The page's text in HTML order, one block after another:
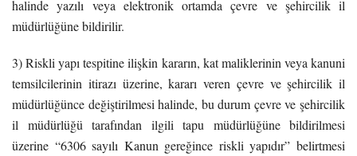
halinde yazılı veya elektronik ortamda çevre ve şehircilik il
müdürlüğüne bildirilir.
3) Riskli yapı tespitine ilişkin kararın, kat maliklerinin veya kanuni
temsilcilerinin itirazı üzerine, kararı veren çevre ve şehircilik il
müdürlüğünce değiştirilmesi halinde, bu durum çevre ve şehircilik
il müdürlüğü tarafından ilgili tapu müdürlüğüne bildirilmesi
üzerine “6306 sayılı Kanun gereğince riskli yapıdır” belirtmesi